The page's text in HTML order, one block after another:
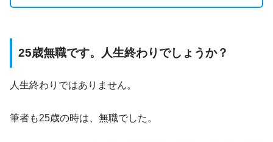
25歳無職です。人生終わりでしょうか？
人生終わりではありません。
筆者も25歳の時は、無職でした。